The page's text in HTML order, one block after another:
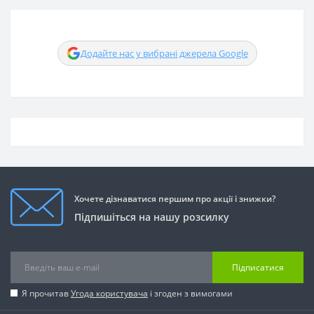
Додайте нас у вибрані джерела Google
Хочете дізнаватися першим про акції і знижки?
Підпишіться на нашу розсилку
Підписатися
Я прочитавУгода користувача і згоден з вимогами